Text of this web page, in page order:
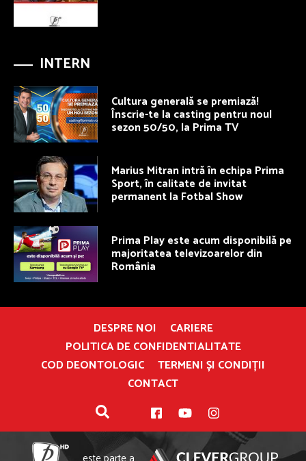
INTERN
Cultura generală se premiază!
Înscrie-te la casting pentru noul
sezon 50/50, la Prima TV
Marius Mitran intră în echipa Prima
Sport, în calitate de invitat
permanent la Fotbal Show
Prima Play este acum disponibilă pe
majoritatea televizoarelor din
România
DESPRE NOI
CARIERE
POLITICA DE CONFIDENTIALITATE
COD DEONTOLOGIC
TERMENI ȘI CONDIȚII
CONTACT